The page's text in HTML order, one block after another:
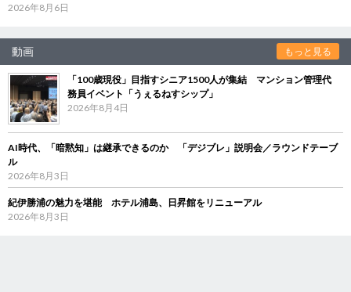
2026年8月6日
動画 もっと見る
「100歳現役」目指すシニア1500人が集結 マンション管理代
務員イベント「うぇるねすシップ」
2026年8月4日
AI時代、「暗黙知」は継承できるのか 「デジブレ」説明会／ラウンドテーブ
ル
2026年8月3日
紀伊勝浦の魅力を堪能 ホテル浦島、日昇館をリニューアル
2026年8月3日